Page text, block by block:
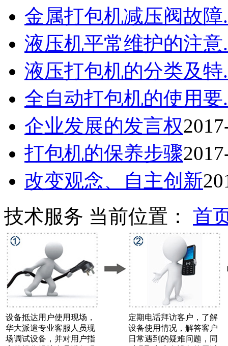
金属打包机减压阀故障
液压机平常维护的注意
液压打包机的分类及特
全自动打包机的使用要
企业发展的发言权
打包机的保养步骤
改变观念、自主创新
技术服务 当前位置： 首
设备抵达用户使用现场，
华大派遣专业客服人员现
场调试设备，并对用户指
定期电话拜访客户，了解
设备使用情况，解答客户
日常遇到的疑难问题，同